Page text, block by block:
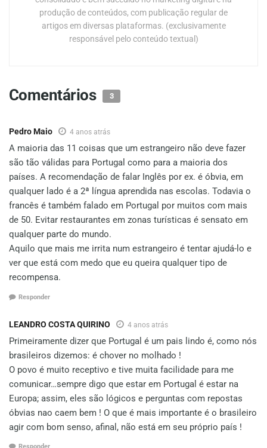
produção de conteúdos, com publicação regular de
artigos em diversas plataformas. (exclusivamente
responsável pelo conteúdo textual)
Comentários 3
Pedro Maio 4 anos atrás
A maioria das 11 coisas que um estrangeiro não deve fazer
são tão válidas para Portugal como para a maioria dos
países. A recomendação de falar Inglês por ex. é óbvia, em
qualquer lado é a 2ª língua aprendida nas escolas. Todavia o
francês é também falado em Portugal por muitos com mais
de 50. Evitar restaurantes em zonas turísticas é sensato em
qualquer parte do mundo.
Aquilo que mais me irrita num estrangeiro é tentar ajudá-lo e
ver que está com medo que eu queira qualquer tipo de
recompensa.
Responder
LEANDRO COSTA QUIRINO 4 anos atrás
Primeiramente dizer que Portugal é um pais lindo é, como nós
brasileiros dizemos: é chover no molhado !
O povo é muito receptivo e tive muita facilidade para me
comunicar…sempre digo que estar em Portugal é estar na
Europa; assim, eles são lógicos e perguntas com repostas
óbvias nao caem bem ! O que é mais importante é o brasileiro
agir com bom senso, afinal, não está em seu próprio país !